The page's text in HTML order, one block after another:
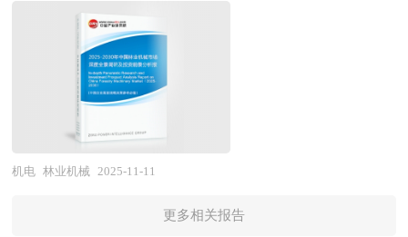
大有学术和实践的双重意义。
科学的统计分析方法，在描述行业概貌的同时，对
质谱仪行业进行细化分析，重点企业状况等。报告
中主要运用图表及表格方式，直观地阐明了行业的
经济类型构成、规模构成、经营效益比较、供需状
况等，是企业了解质谱仪行业市场状况必不可少的
助手。在形式上，报告以丰富的数据和图表为主，
告附加了与行业相关的数据、政策法规目录、主要
局，但区域间盲目跟风投资、重复建设成熟产能，
而先进制程与特色工艺布局不足的结构性矛盾依然
突出。 未来五年，政府战略管理将从"输血式补
贴"向"造血式赋能"系统性转变，区域发展战略将
深度体现"因地制宜、错位协同、应用牵引"的融合
逻辑。政策工具层面，财政支持重心从产能建设向
上游材料装备攻关、EDA工具研发与先进封装能力
倾斜，差异化税收优惠、专项研发补贴与首台套保
园艺、公共绿化等领域的发展，带动了小型、易操
作的林业机械需求的增长。 林业机械行业研究报
告主要分析了林业机械行业的国内外发展概况、行
业的发展环境、市场分析（市场规模、市场结构、
市场特点等）、竞争分析（行业集中度、竞争格
局、竞争组群、竞争因素等）、产品价格分析、用
素、行业渠道分析、行业赢利能力、行业成长性、
机电 林业机械 2025-11-11
更多相关报告